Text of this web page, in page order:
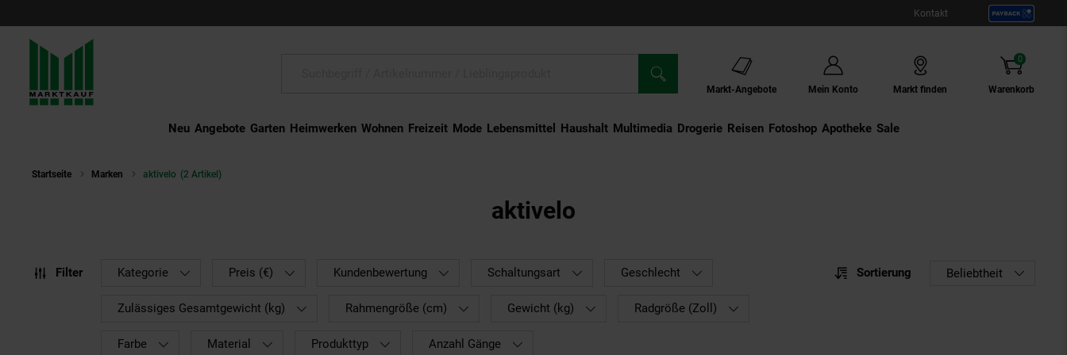
Kontakt
Markt-Angebote Mein Konto Markt finden Warenkorb
0
Artikel
Neu Angebote Garten Heimwerken Wohnen Freizeit Mode Lebensmittel Haushalt Multimedia Drogerie Externer Link:
Reisen Externer Link:
Fotoshop Externer Link:
Apotheke Sale
Startseite Marken aktivelo (2 Artikel)
aktivelo
Filter Kategorie Preis (€) Kundenbewertung Schaltungsart Geschlecht
Zulässiges Gesamtgewicht (kg) Rahmengröße (cm) Gewicht (kg) Radgröße (Zoll)
Farbe Material Produkttyp Anzahl Gänge
Sortierung Beliebtheit